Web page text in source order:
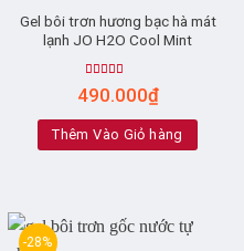
Gel bôi trơn hương bạc hà mát
lạnh JO H2O Cool Mint
Rated5.00
out of 5
490.000₫
Thêm Vào Giỏ hàng
-28%